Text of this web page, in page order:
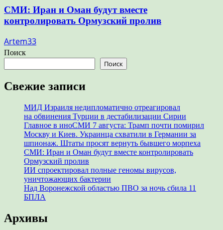
СМИ: Иран и Оман будут вместе
контролировать Ормузский пролив
Artem33
Поиск
Поиск
Свежие записи
МИД Израиля недипломатично отреагировал
на обвинения Турции в дестабилизации Сирии
Главное в иноСМИ 7 августа: Трамп почти помирил
Москву и Киев. Украинца схватили в Германии за
шпионаж. Штаты просят вернуть бывшего морпеха
СМИ: Иран и Оман будут вместе контролировать
Ормузский пролив
ИИ спроектировал полные геномы вирусов,
уничтожающих бактерии
Над Воронежской областью ПВО за ночь сбила 11
БПЛА
Архивы